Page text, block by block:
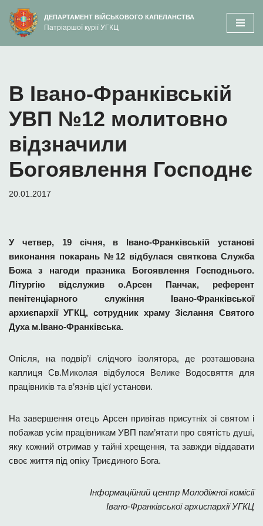
вмісту
Перейти
до
ДЕПАРТАМЕНТ ВІЙСЬКОВОГО КАПЕЛАНСТВА
Патріаршої курії УГКЦ
В Івано-Франківській
УВП №12 молитовно
відзначили
Богоявлення Господнє
20.01.2017
У четвер, 19 січня, в Івано-Франківській установі
виконання покарань №12 відбулася святкова Служба
Божа з нагоди празника Богоявлення Господнього.
Літургію відслужив о.Арсен Панчак, референт
пенітенціарного служіння Івано-Франківської
архиєпархії УГКЦ, сотрудник храму Зіслання Святого
Духа м.Івано-Франківська.
Опісля, на подвір’ї слідчого ізолятора, де розташована
каплиця Св.Миколая відбулося Велике Водосвяття для
працівників та в’язнів цієї установи.
На завершення отець Арсен привітав присутніх зі святом і
побажав усім працівникам УВП пам’ятати про святість душі,
яку кожний отримав у тайні хрещення, та завжди віддавати
своє життя під опіку Триєдиного Бога.
Інформаційний центр Молодіжної комісії
Івано-Франківської архиєпархії УГКЦ